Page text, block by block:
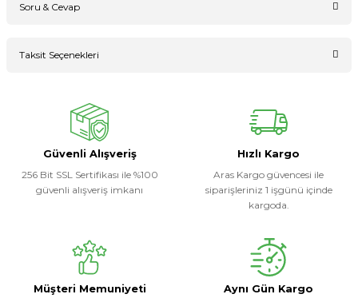
Soru & Cevap
Taksit Seçenekleri
Güvenli Alışveriş
256 Bit SSL Sertifikası ile %100
güvenli alışveriş imkanı
Hızlı Kargo
Aras Kargo güvencesi ile
siparişleriniz 1 işgünü içinde
kargoda.
Müşteri Memuniyeti
Aynı Gün Kargo